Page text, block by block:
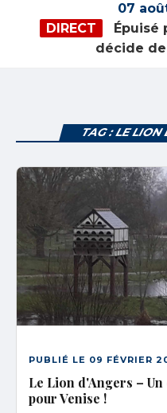
07
DIRECT
Épuisé
décide
TAG : LE LION
PUBLIÉ LE 09 FÉVRIER
Le Lion d'Angers –
pour Venise !